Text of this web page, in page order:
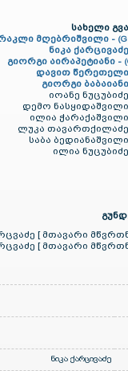
სახელი
მღებრიშვილი -
ნიკა
გიორგი აირაპეტიანი -
დავით
გიორგი
იოანე
დემო
ილია
ლუკა
საბა
ილია
[ მთავარი
[ მთავარი
ნიკა ქარცივაძე